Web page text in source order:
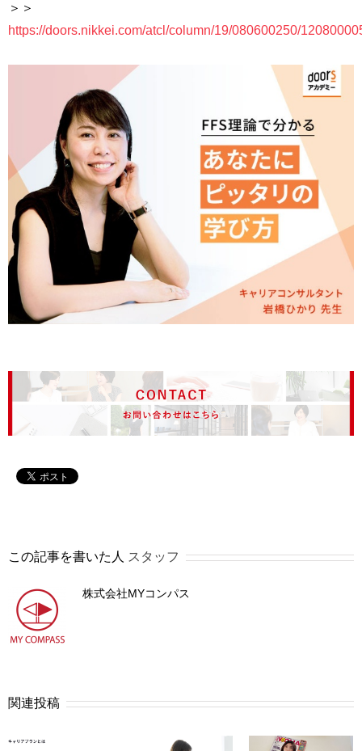
＞＞
https://doors.nikkei.com/atcl/column/19/080600250/
この記事を書いた人 スタッフ
株式会社MYコンパス
関連投稿